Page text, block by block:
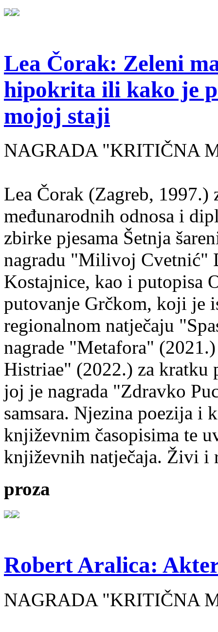
Lea Čorak: Zeleni
hipokrita ili kako je
mojoj staji
NAGRADA "KRITIČNA
Lea Čorak (Zagreb,
međunarodnih odnosa i
zbirke pjesama Šetnja
nagradu "Milivoj Cvetnić"
Kostajnice, kao i putopisa
putovanje Grčkom, koji je
regionalnom natječaju
nagrade "Metafora"
Histriae" (2022.) za kratku
joj je nagrada "Zdravko
samsara. Njezina poezija i
književnim časopisima te
književnih natječaja. Živi i
proza
Robert Aralica:
NAGRADA "KRITIČNA